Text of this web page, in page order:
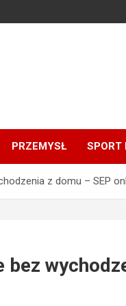
PRZEMYSŁ SPORT
z domu – SEP